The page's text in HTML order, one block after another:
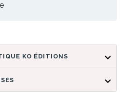
DÉCOUVREZ LA BOUTIQUE KO ÉDITIONS